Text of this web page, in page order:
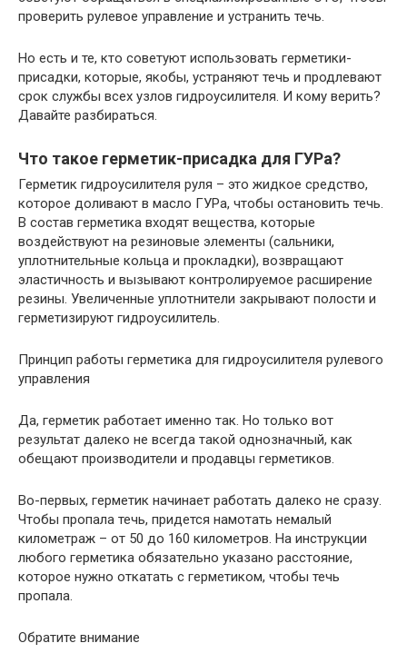
проверить рулевое управление и устранить течь.
Но есть и те, кто советуют использовать герметики-
присадки, которые, якобы, устраняют течь и продлевают
срок службы всех узлов гидроусилителя. И кому верить?
Давайте разбираться.
Что такое герметик-присадка для ГУРа?
Герметик гидроусилителя руля – это жидкое средство,
которое доливают в масло ГУРа, чтобы остановить течь.
В состав герметика входят вещества, которые
воздействуют на резиновые элементы (сальники,
уплотнительные кольца и прокладки), возвращают
эластичность и вызывают контролируемое расширение
резины. Увеличенные уплотнители закрывают полости и
герметизируют гидроусилитель.
Принцип работы герметика для гидроусилителя рулевого
управления
Да, герметик работает именно так. Но только вот
результат далеко не всегда такой однозначный, как
обещают производители и продавцы герметиков.
Во-первых, герметик начинает работать далеко не сразу.
Чтобы пропала течь, придется намотать немалый
километраж – от 50 до 160 километров. На инструкции
любого герметика обязательно указано расстояние,
которое нужно откатать с герметиком, чтобы течь
пропала.
Обратите внимание